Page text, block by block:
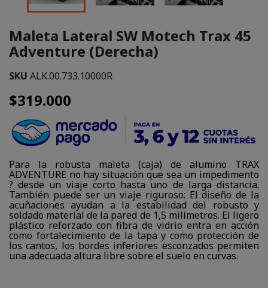
Maleta Lateral SW Motech Trax 45
Adventure (Derecha)
SKU ALK.00.733.10000R
$319.000
Para la robusta maleta (caja) de alumino TRAX
ADVENTURE no hay situación que sea un impedimento
? desde un viaje corto hasta uno de larga distancia.
También puede ser un viaje riguroso: El diseño de la
acuñaciones ayudan a la estabilidad del robusto y
soldado material de la pared de 1,5 milímetros. El ligero
plástico reforzado con fibra de vidrio entra en acción
como fortalecimiento de la tapa y como protección de
los cantos, los bordes inferiores esconzados permiten
una adecuada altura libre sobre el suelo en curvas.